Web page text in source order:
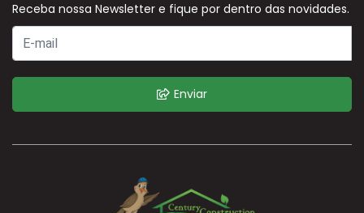
Receba nossa Newsletter e fique por dentro das novidades.
Enviar